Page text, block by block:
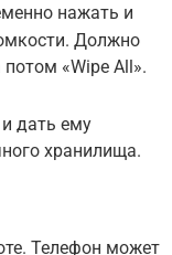
нажать и
Должно
«Wipe All».
дать ему
хранилища.
Телефон может